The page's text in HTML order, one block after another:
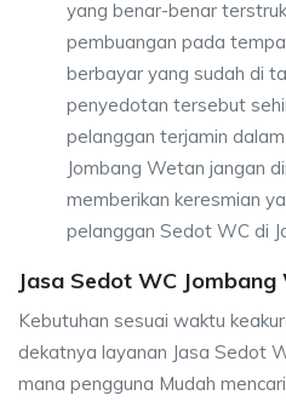
yang benar-benar
pembuangan pada
berbayar yang sudah di
penyedotan tersebut
pelanggan terjamin
Jombang Wetan jangan
memberikan keresmian
pelanggan Sedot WC di
Jasa Sedot WC
Kebutuhan sesuai waktu
dekatnya layanan Jasa Sedot
mana pengguna Mudah